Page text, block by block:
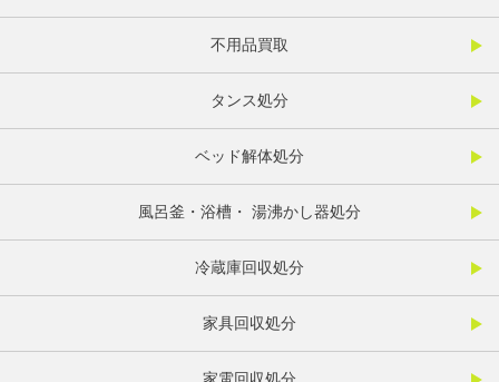
不用品買取
タンス処分
ベッド解体処分
風呂釜・浴槽・ 湯沸かし器処分
冷蔵庫回収処分
家具回収処分